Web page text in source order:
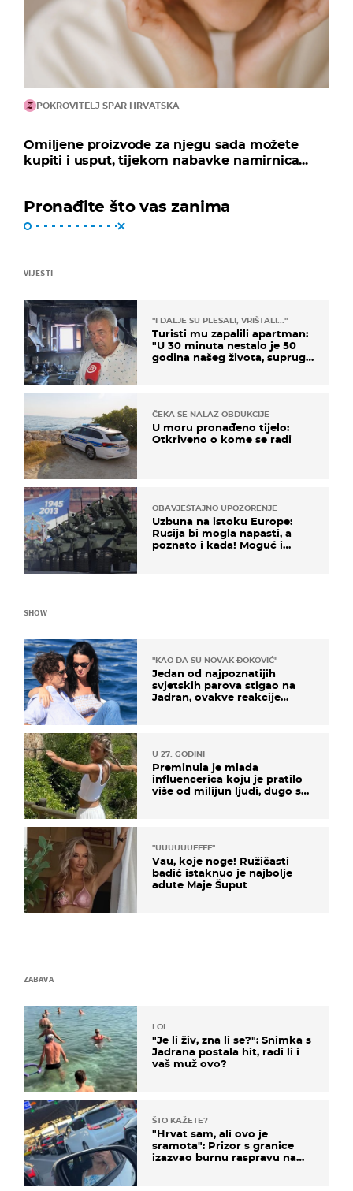
POKROVITELJ SPAR HRVATSKA
Omiljene proizvode za njegu sada možete
kupiti i usput, tijekom nabavke namirnica...
Pronađite što vas zanima
VIJESTI
"I DALJE SU PLESALI, VRIŠTALI..."
Turisti mu zapalili apartman:
"U 30 minuta nestalo je 50
godina našeg života, supruga
ČEKA SE NALAZ OBDUKCIJE
U moru pronađeno tijelo:
Otkriveno o kome se radi
OBAVJEŠTAJNO UPOZORENJE
Uzbuna na istoku Europe:
Rusija bi mogla napasti, a
poznato i kada! Moguć i
SHOW
"KAO DA SU NOVAK ĐOKOVIĆ"
Jedan od najpoznatijih
svjetskih parova stigao na
Jadran, ovakve reakcije
U 27. GODINI
Preminula je mlada
influencerica koju je pratilo
više od milijun ljudi, dugo se
"UUUUUUFFFF"
Vau, koje noge! Ružičasti
badić istaknuo je najbolje
adute Maje Šuput
ZABAVA
LOL
"Je li živ, zna li se?": Snimka s
Jadrana postala hit, radi li i
vaš muž ovo?
ŠTO KAŽETE?
"Hrvat sam, ali ovo je
sramota": Prizor s granice
izazvao burnu raspravu na